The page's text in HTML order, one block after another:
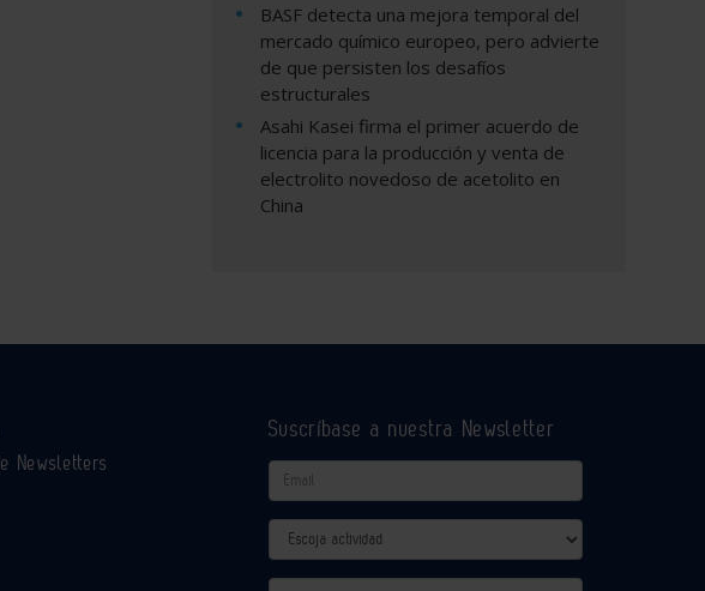
BASF detecta una mejora temporal del
mercado químico europeo, pero advierte
de que persisten los desafíos
estructurales
Asahi Kasei firma el primer acuerdo de
licencia para la producción y venta de
electrolito novedoso de acetolito en
China
Newsletters
Suscríbase a nuestra Newsletter
Email
Actividad